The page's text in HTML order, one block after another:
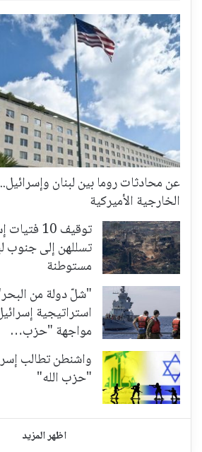
عن محادثات روما بين لبنان
الخارجية الأميركية
توقيف 10
تسللهن إلى جنوب
مستوطنة
"شلّ دولة من
استراتيجية
مواجهة "حزب…
واشنطن تطالب
"حزب الله"
اظهر المزيد